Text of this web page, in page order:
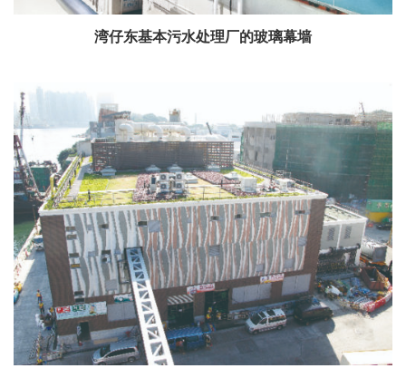
湾仔东基本污水处理厂的玻璃幕墙